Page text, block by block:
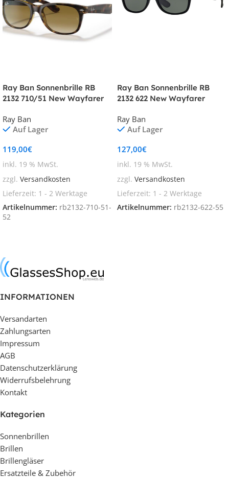
Ray Ban Sonnenbrille RB
2132 710/51 New Wayfarer
Ray Ban
Auf Lager
119,00€
inkl. 19 % MwSt.
zzgl. Versandkosten
Lieferzeit: 1 - 2 Werktage
Artikelnummer: rb2132-710-51-
52
Ray Ban Sonnenbrille RB
2132 622 New Wayfarer
Ray Ban
Auf Lager
127,00€
inkl. 19 % MwSt.
zzgl. Versandkosten
Lieferzeit: 1 - 2 Werktage
Artikelnummer: rb2132-622-55
INFORMATIONEN
Versandarten
Zahlungsarten
Impressum
AGB
Datenschutzerklärung
Widerrufsbelehrung
Kontakt
Kategorien
Sonnenbrillen
Brillen
Brillengläser
Ersatzteile & Zubehör